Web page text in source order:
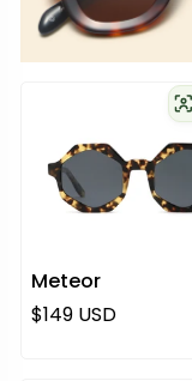
Meteor
Regulärer Preis
$149 USD